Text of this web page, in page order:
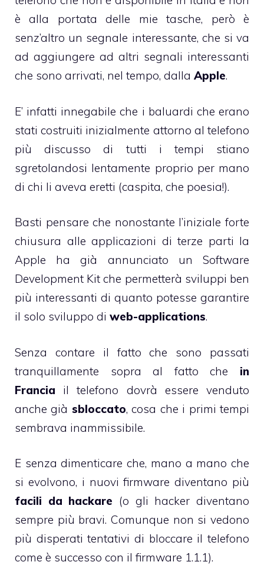
è alla portata delle mie tasche, però è
senz’altro un segnale interessante, che si va
ad aggiungere ad altri segnali interessanti
che sono arrivati, nel tempo, dalla Apple.
E’ infatti innegabile che i baluardi che erano
stati costruiti inizialmente attorno al telefono
più discusso di tutti i tempi stiano
sgretolandosi lentamente proprio per mano
di chi li aveva eretti (caspita, che poesia!).
Basti pensare che nonostante l’iniziale forte
chiusura alle applicazioni di terze parti la
Apple ha già annunciato un Software
Development Kit che permetterà sviluppi ben
più interessanti di quanto potesse garantire
il solo sviluppo di web-applications.
Senza contare il fatto che sono passati
tranquillamente sopra al fatto che in
Francia il telefono dovrà essere venduto
anche già sbloccato, cosa che i primi tempi
sembrava inammissibile.
E senza dimenticare che, mano a mano che
si evolvono, i nuovi firmware diventano più
facili da hackare (o gli hacker diventano
sempre più bravi. Comunque non si vedono
più disperati tentativi di bloccare il telefono
come è successo con il firmware 1.1.1).